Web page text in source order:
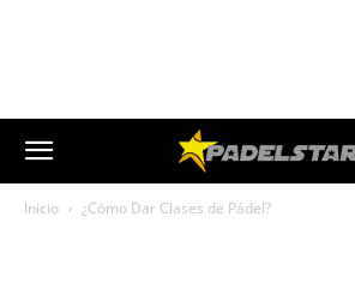
Inicio ¿Cómo Dar Clases de Pádel?